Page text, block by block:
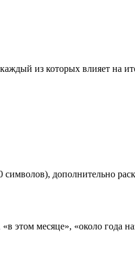
из которых влияет на
дополнительно
этом месяце», «около года